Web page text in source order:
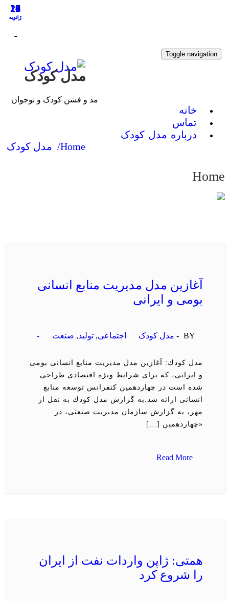
Toggle
مدل کودک
مد و فشن کودک و نوجوان
خانه
تماس
درباره مدل کودک
Home/
مدل کودک
آغازین مدل مدیریت منابع انسانی
بومی و ایرانی
مدل کودک اجتماعی,تولید ,صنعت -
مدل كودك: آغازین مدل مدیریت منابع انسانی بومی
و ایرانی، كه برای شرایط ویژه اقتصادی طراحی
شده است در چهاردهمین كنفرانس توسعه منابع
انسانی ارائه شد.به گزارش مدل كودك به نقل از
مهر، به گزارش سازمان مدیریت صنعتی، در
«چهاردهمین […]
Read More
همتی: ژاپن واردات نفت از ایران
را شروع كرد